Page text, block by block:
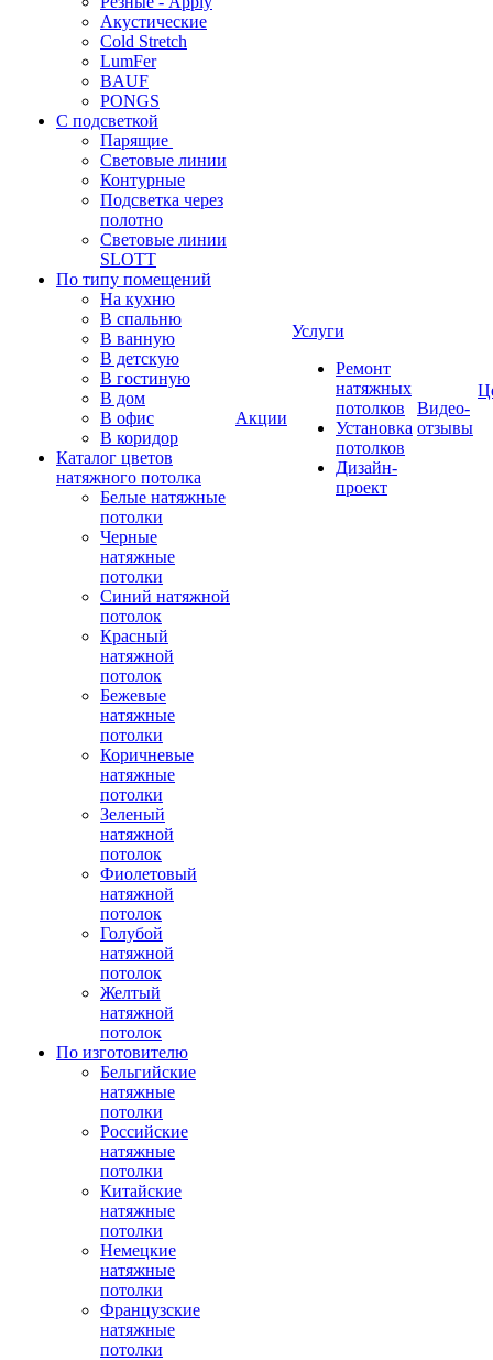
Акустические
Cold Stretch
LumFer
BAUF
PONGS
С подсветкой
Парящие
Световые линии
Контурные
Подсветка через
полотно
Световые линии
SLOTT
По типу помещений
На кухню
В спальню
В ванную
В детскую
В гостиную
В дом
В офис
В коридор
Каталог цветов
натяжного потолка
Белые натяжные
потолки
Черные
натяжные
потолки
Синий натяжной
потолок
Красный
натяжной
потолок
Бежевые
натяжные
потолки
Коричневые
натяжные
потолки
Зеленый
натяжной
потолок
Фиолетовый
натяжной
потолок
Голубой
натяжной
потолок
Желтый
натяжной
потолок
По изготовителю
Бельгийские
натяжные
потолки
Российские
натяжные
потолки
Китайские
натяжные
потолки
Немецкие
натяжные
потолки
Французские
натяжные
потолки
Акции
Услуги
Ремонт
натяжных
потолков
Установка
потолков
Дизайн-
проект
Видео-
отзывы